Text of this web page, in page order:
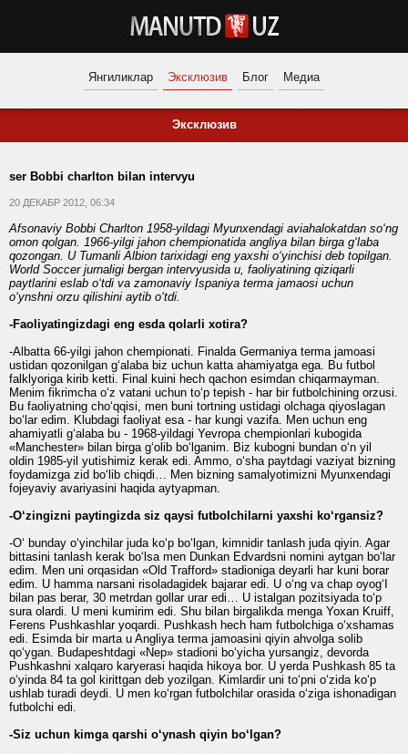
Янгиликлар Эксклюзив Блог Медиа
Эксклюзив
ser Bobbi charlton bilan intervyu
20 ДЕКАБР 2012, 06:34
Afsonaviy Bobbi Charlton 1958-yildagi Myunxendagi aviahalokatdan so‘ng
omon qolgan. 1966-yilgi jahon chempionatida angliya bilan birga g‘laba
qozongan. U Tumanli Albion tarixidagi eng yaxshi o‘yinchisi deb topilgan.
World Soccer jurnaligi bergan intervyusida u, faoliyatining qiziqarli
paytlarini eslab o‘tdi va zamonaviy Ispaniya terma jamaosi uchun
o‘ynshni orzu qilishini aytib o‘tdi.
-Faoliyatingizdagi eng esda qolarli xotira?
-Albatta 66-yilgi jahon chempionati. Finalda Germaniya terma jamoasi
ustidan qozonilgan g‘alaba biz uchun katta ahamiyatga ega. Bu futbol
falklyoriga kirib ketti. Final kuini hech qachon esimdan chiqarmayman.
Menim fikrimcha o‘z vatani uchun to‘p tepish - har bir futbolchining orzusi.
Bu faoliyatning cho‘qqisi, men buni tortning ustidagi olchaga qiyoslagan
bo‘lar edim. Klubdagi faoliyat esa - har kungi vazifa. Men uchun eng
ahamiyatli g‘alaba bu - 1968-yildagi Yevropa chempionlari kubogida
«Manchester» bilan birga g‘olib bo‘lganim. Biz kubogni bundan o‘n yil
oldin 1985-yil yutishimiz kerak edi. Ammo, o‘sha paytdagi vaziyat bizning
foydamizga zid bo‘lib chiqdi… Men bizning samalyotimizni Myunxendagi
fojeyaviy avariyasini haqida aytyapman.
-O‘zingizni paytingizda siz qaysi futbolchilarni yaxshi ko‘rgansiz?
-O‘ bunday o‘yinchilar juda ko‘p bo‘lgan, kimnidir tanlash juda qiyin. Agar
bittasini tanlash kerak bo‘lsa men Dunkan Edvardsni nomini aytgan bo‘lar
edim. Men uni orqasidan «Old Trafford» stadioniga deyarli har kuni borar
edim. U hamma narsani risoladagidek bajarar edi. U o‘ng va chap oyog‘I
bilan pas berar, 30 metrdan gollar urar edi… U istalgan pozitsiyada to‘p
sura olardi. U meni kumirim edi. Shu bilan birgalikda menga Yoxan Kruiff,
Ferens Pushkashlar yoqardi. Pushkash hech ham futbolchiga o‘xshamas
edi. Esimda bir marta u Angliya terma jamoasini qiyin ahvolga solib
qo‘ygan. Budapeshtdagi «Nep» stadioni bo‘yicha yursangiz, devorda
Pushkashni xalqaro karyerasi haqida hikoya bor. U yerda Pushkash 85 ta
o‘yinda 84 ta gol kirittgan deb yozilgan. Kimlardir uni to‘pni o‘zida ko‘p
ushlab turadi deydi. U men ko‘rgan futbolchilar orasida o‘ziga ishonadigan
futbolchi edi.
-Siz uchun kimga qarshi o‘ynash qiyin bo‘lgan?